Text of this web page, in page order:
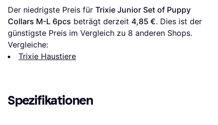
Der niedrigste Preis für Trixie Junior Set of Puppy
Collars M-L 6pcs beträgt derzeit 4,85 €. Dies ist der
günstigste Preis im Vergleich zu 8 anderen Shops.
Vergleiche:
Trixie Haustiere
Spezifikationen